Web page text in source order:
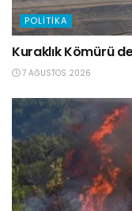
POLITIKA
Kuraklık Kömürü
7 AĞUSTOS 2026